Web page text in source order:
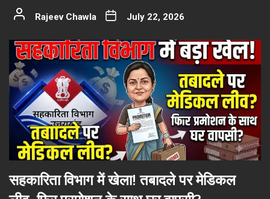
Rajeev Chawla July 22, 2026
सहकारिता विभाग में खेला! तबादले पर मेडिकल